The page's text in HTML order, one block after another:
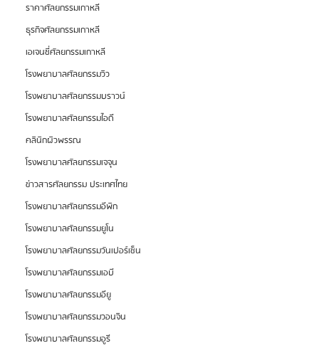
ราคาศัลยกรรมเกาหลี
ธุรกิจศัลยกรรมเกาหลี
เอเจนซี่ศัลยกรรมเกาหลี
โรงพยาบาลศัลยกรรมวิว
โรงพยาบาลศัลยกรรมบราวน์
โรงพยาบาลศัลยกรรมไอดี
คลินิกผิวพรรณ
โรงพยาบาลศัลยกรรมเจจุน
ข่าวสารศัลยกรรม ประเทศไทย
โรงพยาบาลศัลยกรรมอีพิก
โรงพยาบาลศัลยกรรมยูโน
โรงพยาบาลศัลยกรรมวันเปอร์เซ็น
โรงพยาบาลศัลยกรรมเอบี
โรงพยาบาลศัลยกรรมอียู
โรงพยาบาลศัลยกรรมวอนจิน
โรงพยาบาลศัลยกรรมอูรี